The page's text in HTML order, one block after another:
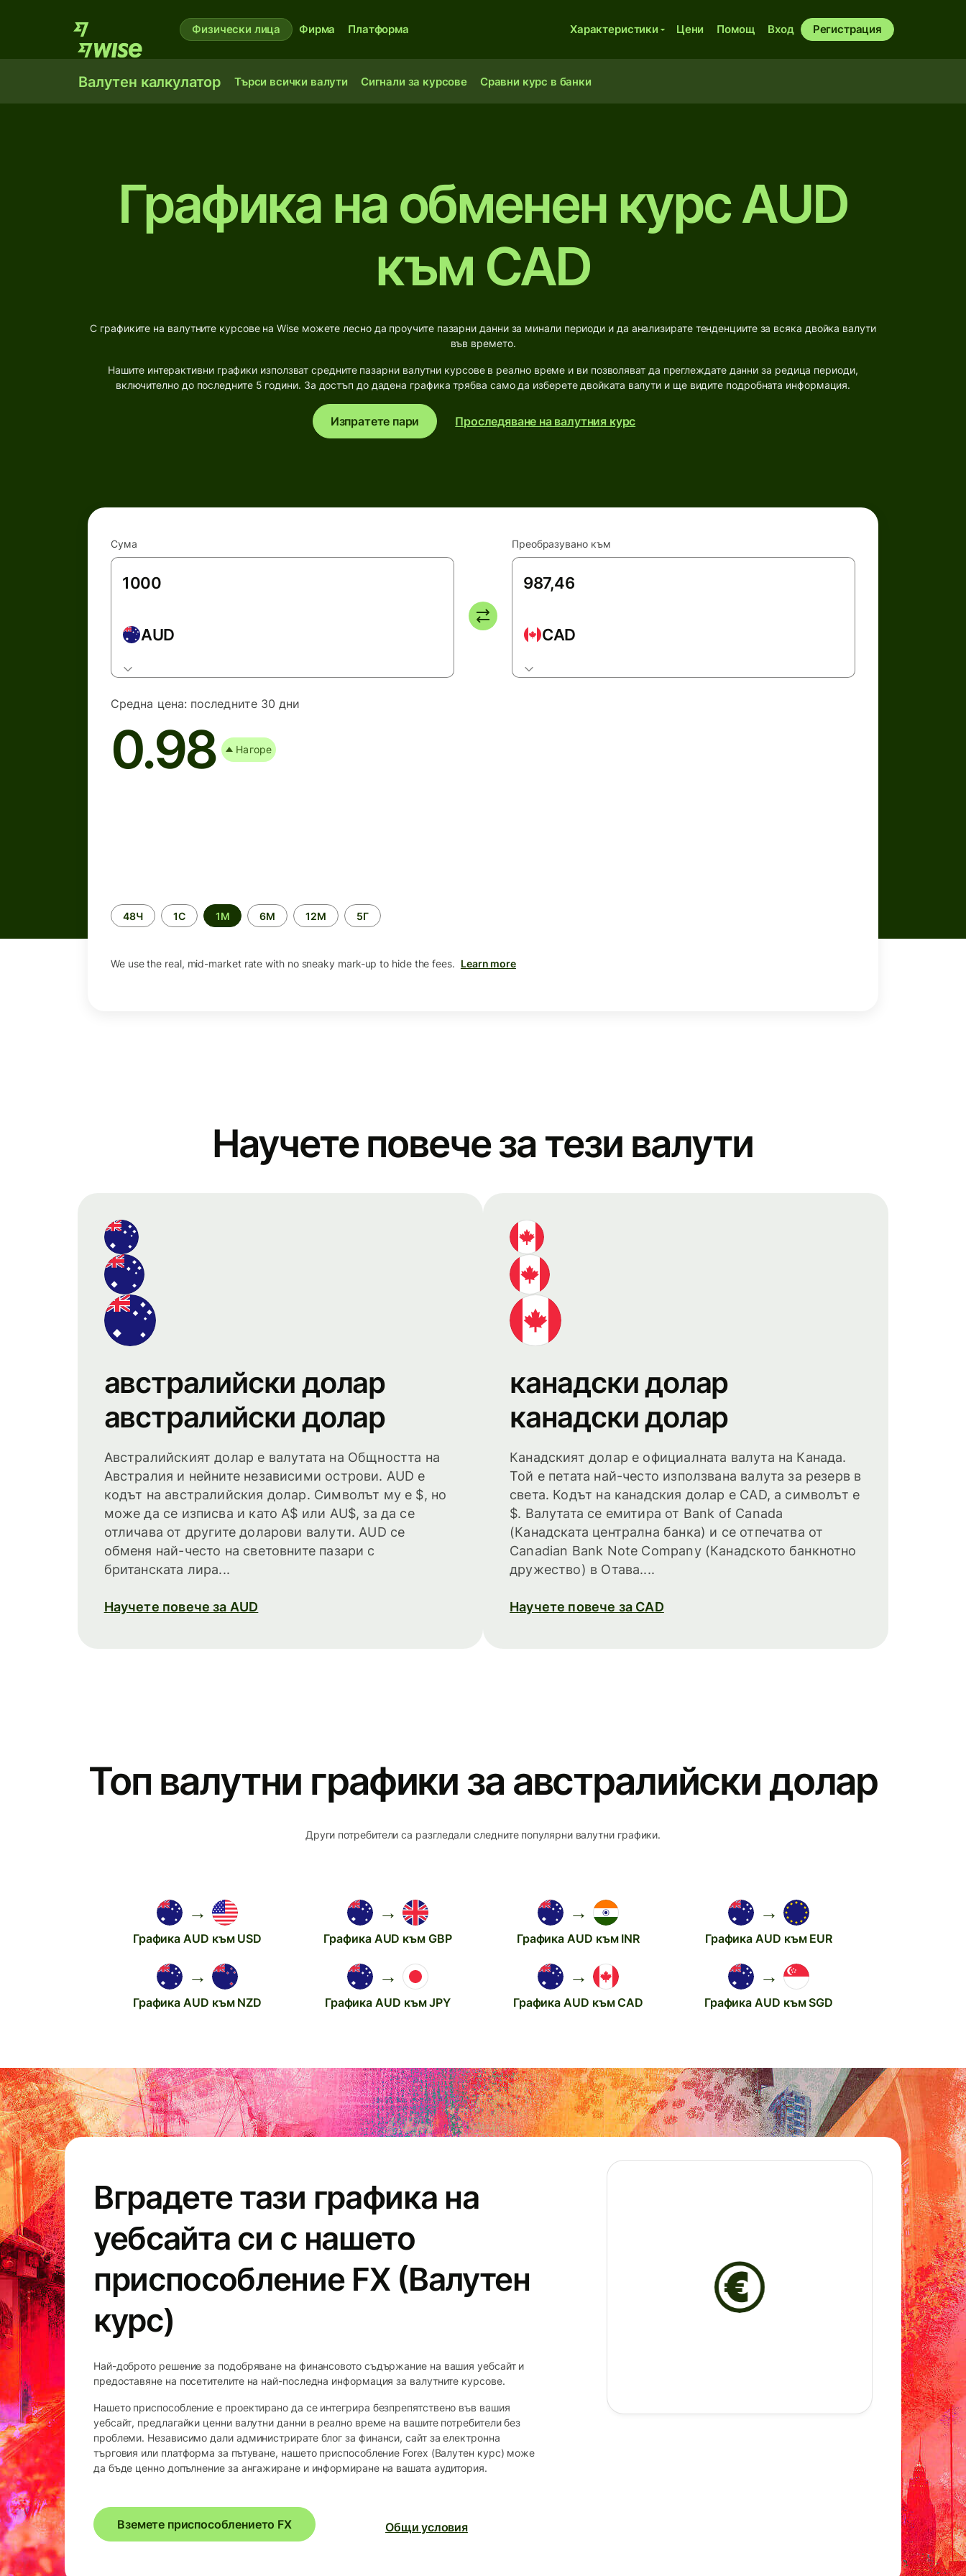
Физически лица Фирма Платформа Характеристики Цени Помощ Вход Регистрация
Валутен калкулатор Търси всички валути Сигнали за курсове Сравни курс в банки
Графика на обменен курс AUD
към CAD
С графиките на валутните курсове на Wise можете лесно да проучите пазарни данни за минали периоди и да анализирате тенденциите за всяка двойка валути
във времето.
Нашите интерактивни графики използват средните пазарни валутни курсове в реално време и ви позволяват да преглеждате данни за редица периоди,
включително до последните 5 години. За достъп до дадена графика трябва само да изберете двойката валути и ще видите подробната информация.
Изпратете пари Проследяване на валутния курс
Сума
AUD
Преобразувано към
CAD
Средна цена: последните 30 дни
0.98 Нагоре
Time
period
48Ч 1С 1М 6М 12М 5Г
We use the real, mid-market rate with no sneaky mark-up to hide the fees. Learn more
Научете повече за тези валути
австралийски долар
австралийски долар
Австралийският долар е валутата на Общността на
Австралия и нейните независими острови. AUD е
кодът на австралийския долар. Символът му е $, но
може да се изписва и като A$ или AU$, за да се
отличава от другите доларови валути. AUD се
обменя най-често на световните пазари с
британската лира...
Научете повече за AUD
канадски долар
канадски долар
Канадският долар е официалната валута на Канада.
Той е петата най-често използвана валута за резерв в
света. Кодът на канадския долар е CAD, а символът е
$. Валутата се емитира от Bank of Canada
(Канадската централна банка) и се отпечатва от
Canadian Bank Note Company (Канадското банкнотно
дружество) в Отава....
Научете повече за CAD
Топ валутни графики за австралийски долар
Други потребители са разгледали следните популярни валутни графики.
→
Графика AUD към USD
→
Графика AUD към GBP
→
Графика AUD към INR
→
Графика AUD към EUR
→
Графика AUD към NZD
→
Графика AUD към JPY
→
Графика AUD към CAD
→
Графика AUD към SGD
Вградете тази графика на
уебсайта си с нашето
приспособление FX (Валутен
курс)
Най-доброто решение за подобряване на финансовото съдържание на вашия уебсайт и
предоставяне на посетителите на най-последна информация за валутните курсове.
Нашето приспособление е проектирано да се интегрира безпрепятствено във вашия
уебсайт, предлагайки ценни валутни данни в реално време на вашите потребители без
проблеми. Независимо дали администрирате блог за финанси, сайт за електронна
търговия или платформа за пътуване, нашето приспособление Forex (Валутен курс) може
да бъде ценно допълнение за ангажиране и информиране на вашата аудитория.
Вземете приспособлението FX Общи условия